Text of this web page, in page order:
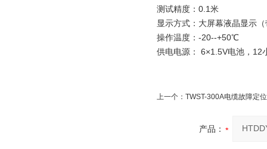
测试精度：0.1米
显示方式：大屏幕液晶显示
操作温度：-20--+50℃
供电电源： 6×1.5V电池，12
上一个： TWST-300A电缆故障定
产品：